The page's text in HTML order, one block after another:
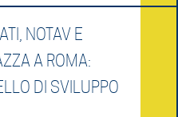
NOTAV E
A ROMA:
DI SVILUPPO